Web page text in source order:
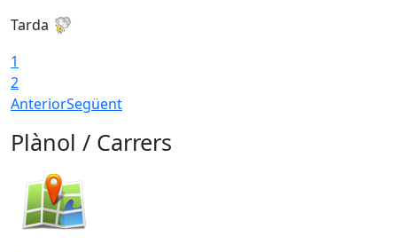
Tarda
1
2
AnteriorSegüent
Plànol / Carrers